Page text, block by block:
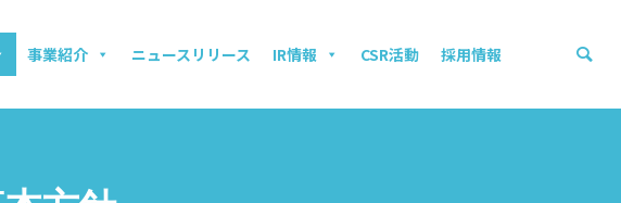
事業紹介 ニュースリリース IR情報 CSR活動 採用情報